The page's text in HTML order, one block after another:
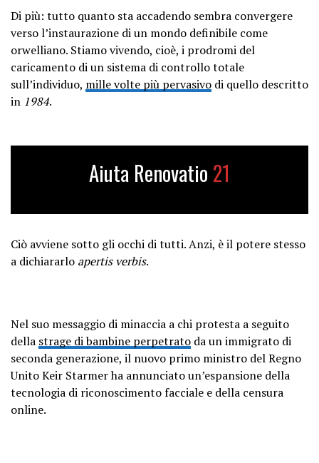
Di più: tutto quanto sta accadendo sembra convergere
verso l’instaurazione di un mondo definibile come
orwelliano. Stiamo vivendo, cioè, i prodromi del
caricamento di un sistema di controllo totale
sull’individuo, mille volte più pervasivo di quello descritto
in 1984.
Aiuta Renovatio 21
Ciò avviene sotto gli occhi di tutti. Anzi, è il potere stesso
a dichiararlo apertis verbis.
Nel suo messaggio di minaccia a chi protesta a seguito
della strage di bambine perpetrato da un immigrato di
seconda generazione, il nuovo primo ministro del Regno
Unito Keir Starmer ha annunciato un’espansione della
tecnologia di riconoscimento facciale e della censura
online.